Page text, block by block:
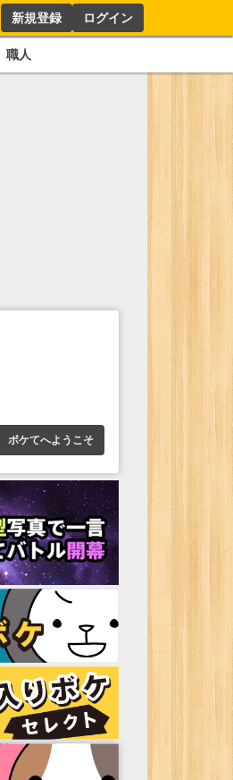
新規登録 ログイン
職人
ボケてへようこそ